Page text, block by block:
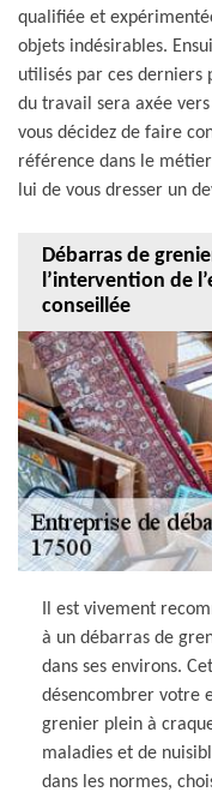
qualifiée et
objets indésirables.
utilisés par ces derniers
du travail sera axée
vous décidez de faire
référence dans le
lui de vous dresser un
Débarras de
l’intervention de
conseillée
Il est vivement
à un débarras de
dans ses environs.
désencombrer votre
grenier plein à
maladies et de
dans les normes,